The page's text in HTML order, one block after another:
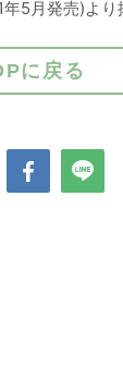
年5月発売)より
に戻る